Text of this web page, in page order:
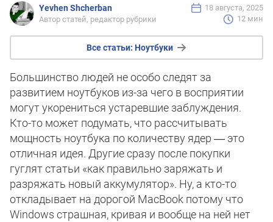
Yevhen Shcherban
Автор статей, редактор рубрики 12 мин
18 августа, 2025
Все статьи: Ноутбуки
Большинство людей не особо следят за
развитием ноутбуков из-за чего в восприятии
могут укорениться устаревшие заблуждения.
Кто-то может подумать, что рассчитывать
мощность ноутбука по количеству ядер ― это
отличная идея. Другие сразу после покупки
гуглят статьи «как правильно заряжать и
разряжать новый аккумулятор». Ну, а кто-то
откладывает на дорогой MacBook потому что
Windows страшная, кривая и вообще на ней нет